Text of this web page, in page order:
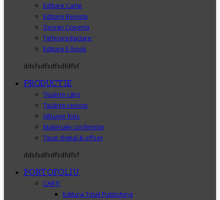
Editare Carte
Editare Reviste
Design Coperta
Tehnoredactare
Editare E-book
ddsfsdfsdfsdfdfsf
PRODUCTIE
Tipărire cărți
Tipărire reviste
Albume foto
Materiale conferinte
Tipar digital & offset
ddsfsdfsdfsdfdfsf
PORTOFOLIU
CARTI
Editura Total Publishing